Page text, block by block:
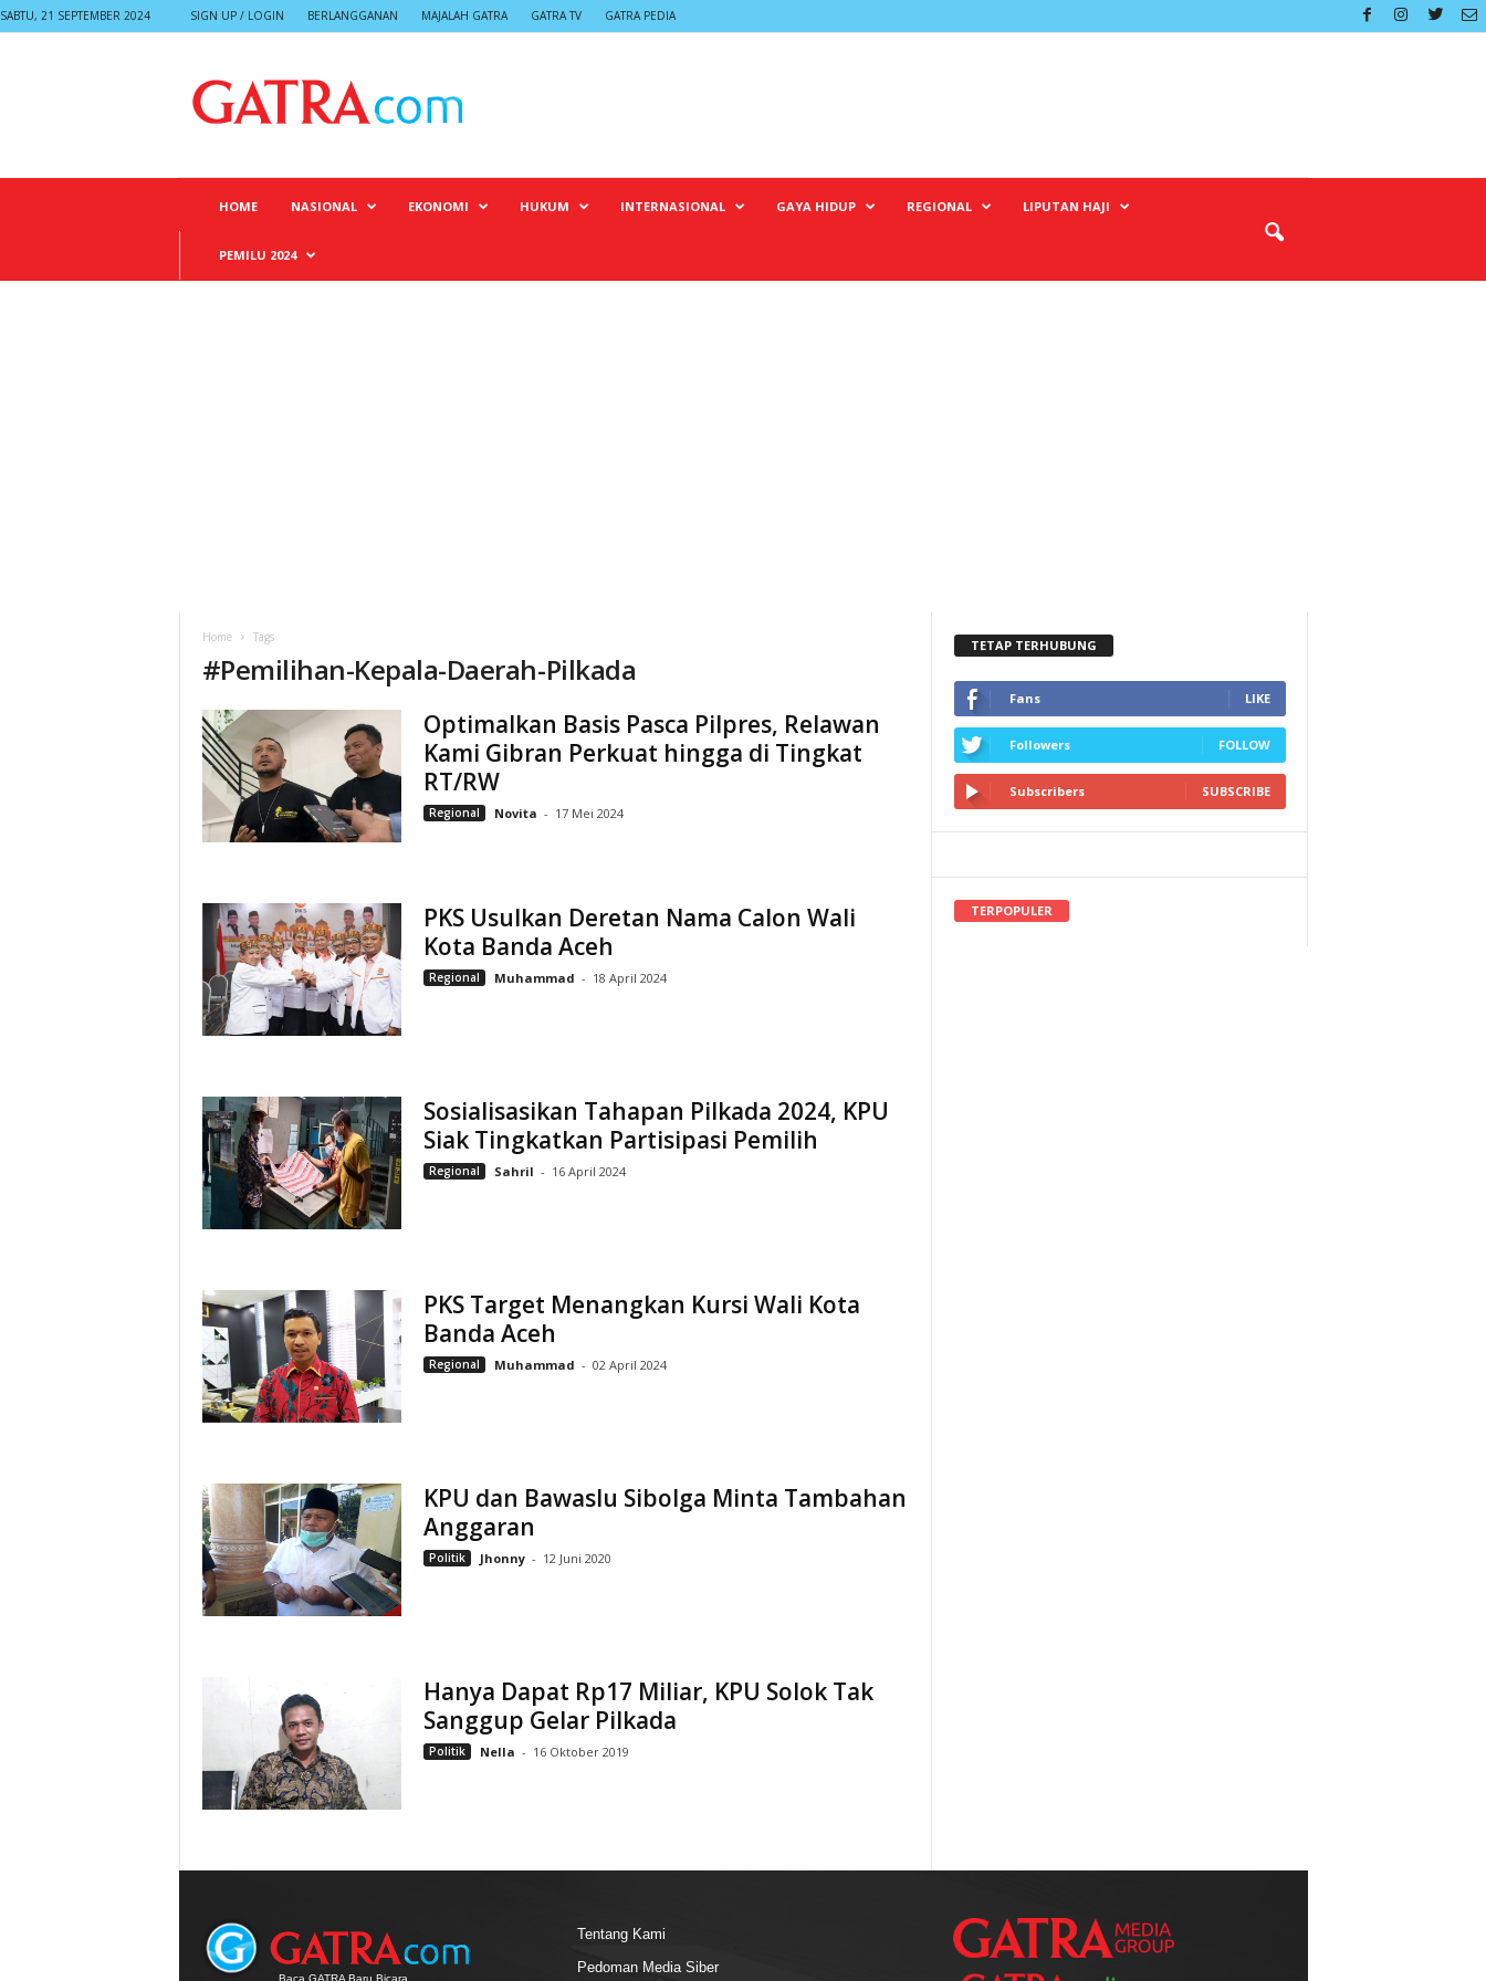
SABTU, 21 SEPTEMBER 2024 SIGN UP / LOGIN BERLANGGANAN MAJALAH GATRA GATRA TV GATRA PEDIA
HOME NASIONAL EKONOMI HUKUM INTERNASIONAL GAYA HIDUP REGIONAL LIPUTAN HAJI
PEMILU 2024
Home Tags
#Pemilihan-Kepala-Daerah-Pilkada
Optimalkan Basis Pasca Pilpres, Relawan
Kami Gibran Perkuat hingga di Tingkat
RT/RW
Regional Novita - 17 Mei 2024
PKS Usulkan Deretan Nama Calon Wali
Kota Banda Aceh
Regional Muhammad - 18 April 2024
Sosialisasikan Tahapan Pilkada 2024, KPU
Siak Tingkatkan Partisipasi Pemilih
Regional Sahril - 16 April 2024
PKS Target Menangkan Kursi Wali Kota
Banda Aceh
Regional Muhammad - 02 April 2024
KPU dan Bawaslu Sibolga Minta Tambahan
Anggaran
Politik Jhonny - 12 Juni 2020
Hanya Dapat Rp17 Miliar, KPU Solok Tak
Sanggup Gelar Pilkada
Politik Nella - 16 Oktober 2019
TETAP TERHUBUNG
Fans LIKE
Followers FOLLOW
Subscribers SUBSCRIBE
TERPOPULER
Tentang Kami
Pedoman Media Siber